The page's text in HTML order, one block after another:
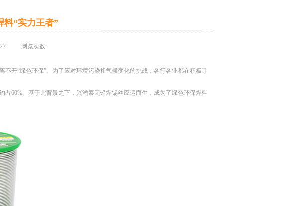
料“实力王者”
浏览次数:
开“绿色环保”。为了应对环境污染和气候变化的挑战，各行各业都在积极寻
60%。基于此背景之下，兴鸿泰无铅焊锡丝应运而生，成为了绿色环保焊料